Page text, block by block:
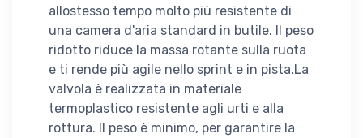
allostesso tempo molto più resistente di
una camera d'aria standard in butile. Il peso
ridotto riduce la massa rotante sulla ruota
e ti rende più agile nello sprint e in pista.La
valvola è realizzata in materiale
termoplastico resistente agli urti e alla
rottura. Il peso è minimo, per garantire la